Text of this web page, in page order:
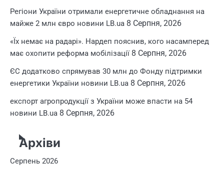
Регіони України отримали енергетичне обладнання на
майже 2 млн євро новини LB.ua 8 Серпня, 2026
«Їх немає на радарі». Нардеп пояснив, кого насамперед
має охопити реформа мобілізації 8 Серпня, 2026
ЄС додатково спрямував 30 млн до Фонду підтримки
енергетики України новини LB.ua 8 Серпня, 2026
експорт агропродукції з України може впасти на 54
новини LB.ua 8 Серпня, 2026
Архіви
Серпень 2026